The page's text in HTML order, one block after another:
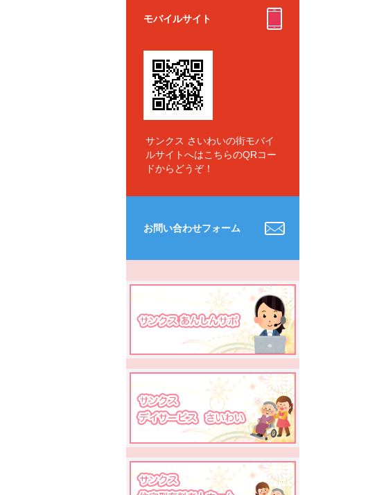
モバイルサイト
サンクス さいわいの街モバイ
ルサイトへはこちらのQRコー
ドからどうぞ！
お問い合わせフォーム